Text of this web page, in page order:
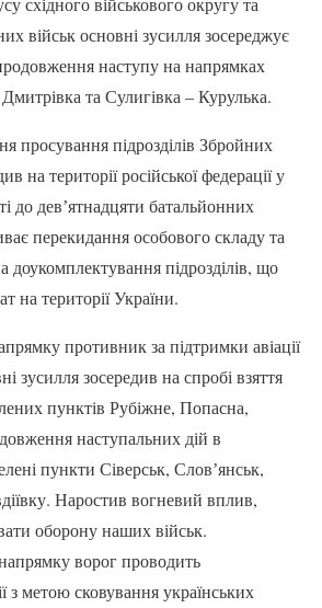
військ основні зусилля зосереджує
наступу на напрямках
та Сулигівка – Курулька.
просування підрозділів Збройних
на території російської федерації у
до девʼятнадцяти батальйонних
перекидання особового складу та
доукомплектування підрозділів, що
на території України.
противник за підтримки авіації
зусилля зосередив на спробі взяття
пунктів Рубіжне, Попасна,
наступальних дій в
пункти Сіверськ, Словʼянськ,
Наростив вогневий вплив,
оборону наших військ.
ворог проводить
з метою сковування українських